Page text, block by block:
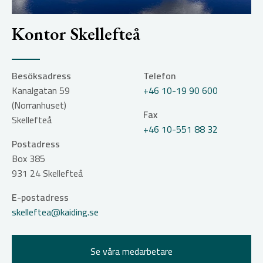
Kontor Skellefteå
Besöksadress
Kanalgatan 59
(Norranhuset)
Skellefteå
Postadress
Box 385
931 24Skellefteå
Telefon
+46 10-19 90 600
Fax
+46 10-551 88 32
E-postadress
skelleftea@kaiding.se
Se våra medarbetare